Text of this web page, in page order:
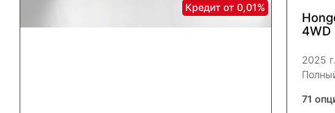
Кредит от 0,01%
4WD
2025
71